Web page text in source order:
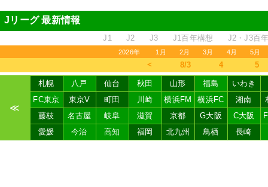
Jリーグ 最新情報
J1 J2 J3 J1百年構想 J2・J3百
2026年 1月 2月 3月 4月 5月
＜ 8/3 4 5
≪
札幌 八戸 仙台 秋田 山形 福島
いわき
FC東京
東京V 町田 川崎 横浜FM 横浜FC 湘南
藤枝
名古屋 岐阜 滋賀 京都 G大阪 C大阪
愛媛
今治 高知 福岡 北九州 鳥栖 長崎